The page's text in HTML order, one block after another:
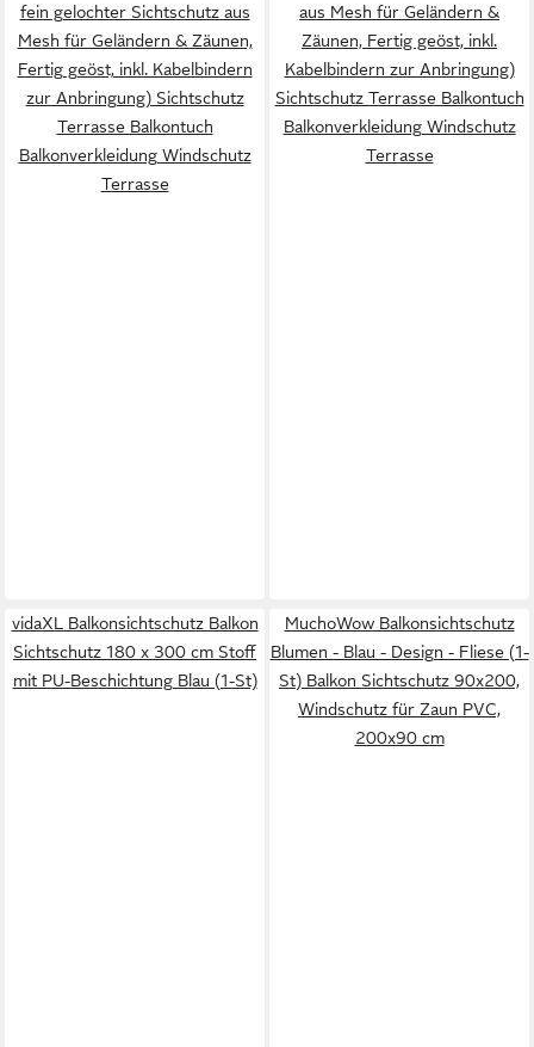
fein gelochter Sichtschutz aus
Mesh für Geländern & Zäunen,
Fertig geöst, inkl. Kabelbindern
zur Anbringung) Sichtschutz
Terrasse Balkontuch
Balkonverkleidung Windschutz
Terrasse
aus Mesh für Geländern &
Zäunen, Fertig geöst, inkl.
Kabelbindern zur Anbringung)
Sichtschutz Terrasse Balkontuch
Balkonverkleidung Windschutz
Terrasse
vidaXL Balkonsichtschutz Balkon
Sichtschutz 180 x 300 cm Stoff
mit PU-Beschichtung Blau (1-St)
MuchoWow Balkonsichtschutz
Blumen - Blau - Design - Fliese (1-
St) Balkon Sichtschutz 90x200,
Windschutz für Zaun PVC,
200x90 cm